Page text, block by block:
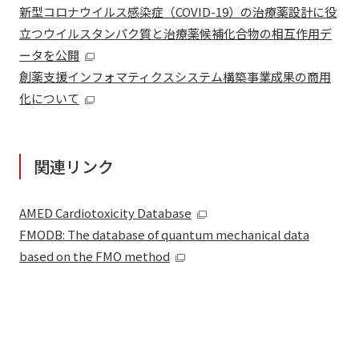
新型コロナウイルス感染症（COVID-19）の治療薬設計に役
立つウイルスタンパク質と治療薬候補化合物の相互作用デ
ータを公開
創薬支援インフォマティクスシステム構築事業成果の商用
化について
関連リンク
AMED Cardiotoxicity Database
FMODB: The database of quantum mechanical data
based on the FMO method